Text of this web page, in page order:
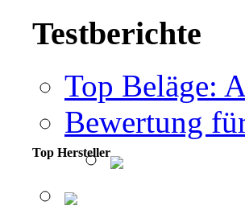
Testberichte
Top Beläge:
Bewertung
Top Hersteller